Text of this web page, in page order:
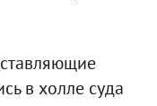
в холле суда